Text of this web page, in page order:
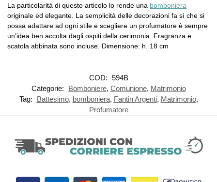
La particolarità di questo articolo lo rende una bomboniera
originale ed elegante. La semplicità delle decorazioni fa sì che si
possa adattare ad ogni stile e scegliere un profumatore è sempre
un’idea ben accolta dagli ospiti della cerimonia. Fragranza e
scatola abbinata sono incluse. Dimensione: h. 18 cm
COD: 594B
Categorie:
Bomboniere, Comunione, Matrimonio
Tag:
Battesimo, bomboniera, Fantin Argenti, Matrimonio,
Profumatore